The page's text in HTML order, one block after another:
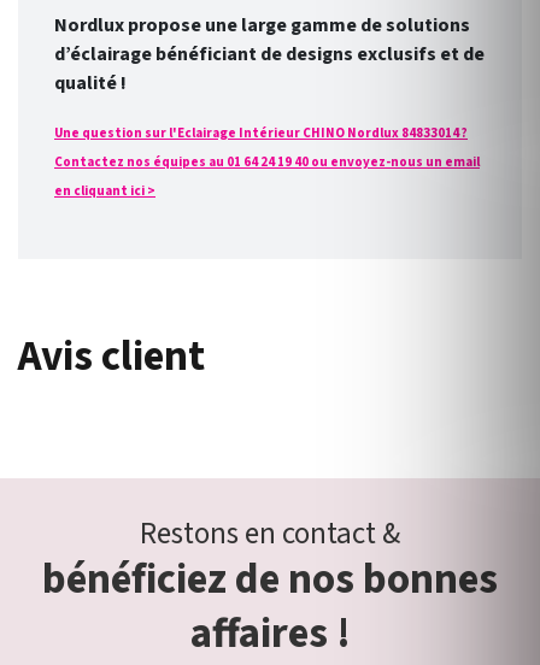
Nordlux propose une large gamme de solutions
d’éclairage bénéficiant de designs exclusifs et de
qualité !
Une question sur l'Eclairage Intérieur CHINO Nordlux 84833014 ?
Contactez nos équipes au 01 64 24 19 40 ou envoyez-nous un email
en cliquant ici >
Avis client
Restons en contact &
bénéficiez de nos bonnes
affaires !